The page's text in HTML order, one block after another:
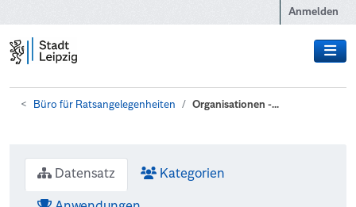
Anmelden
Büro für Ratsangelegenheiten Organisationen -...
Datensatz Kategorien